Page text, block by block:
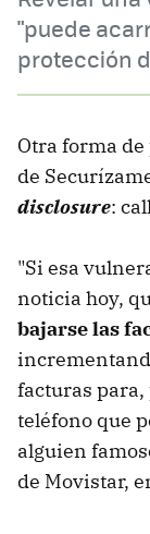
"puede
protección
Otra forma
de
disclosure:
"Si esa
noticia hoy,
bajarse las
facturas
teléfono que
alguien
de Movistar,